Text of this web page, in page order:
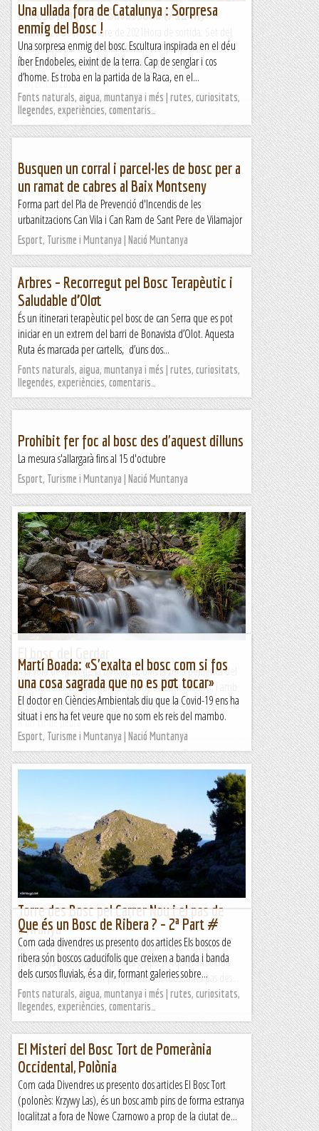
El bosc màgic de Savassona (712 m)
Dissabte 20 de novembre de 2021Hora de sortida: Set del
matí. Ubicació: Comarca d’Osona. Temps aproximat: 5 h
(11,5 km) Desnivell: 326 m (acumulat) ...
Maifemcim.cat
Una ullada fora de Catalunya : Sorpresa
enmig del Bosc !
Una sorpresa enmig del bosc. Escultura inspirada en el déu
íber Endobeles, eixint de la terra. Cap de senglar i cos
d’home. Es troba en la partida de la Raca, en el...
Fonts naturals, aigua, muntanya i més | rutes, curiositats,
llegendes, experiències, comentaris…
Busquen un corral i parcel·les de bosc per a
un ramat de cabres al Baix Montseny
Forma part del Pla de Prevenció d'Incendis de les
urbanitzacions Can Vila i Can Ram de Sant Pere de Vilamajor
Esport, Turisme i Muntanya | Nació Muntanya
Arbres – Recorregut pel Bosc Terapèutic i
Saludable d’Olot
És un itinerari terapèutic pel bosc de can Serra que es pot
iniciar en un extrem del barri de Bonavista d’Olot. Aquesta
Ruta és marcada per cartells, d’uns dos...
Fonts naturals, aigua, muntanya i més | rutes, curiositats,
llegendes, experiències, comentaris…
Prohibit fer foc al bosc des d'aquest dilluns
La mesura s'allargarà fins al 15 d'octubre
Esport, Turisme i Muntanya | Nació Muntanya
A la vora del port de la Bonaigua, dins la zona perifèrica del
Parc Nacional d'Aigüestortes i Estany de Sant Maurici, i amb
inici al refugi de Gerdar, s'enlaira entre densos...
A un tir de pedra
Martí Boada: «S'exalta el bosc com si fos
una cosa sagrada que no es pot tocar»
El doctor en Ciències Ambientals diu que la Covid-19 ens ha
situat i ens ha fet veure que no som els reis del mambo.
Esport, Turisme i Muntanya | Nació Muntanya
Torre des Bosc pel Carrer Nou i el pas de
s'Aranya
Morro de sa VacaAvui la ruta la fem juntament amb
companys muntanyencs d’altres grups, perquè l’amic Lluís
Sànchis ens ha convidat perquè ens vol mostrar el pas des...
Viaranys
Que és un Bosc de Ribera ? – 2ª Part #
Com cada divendres us presento dos articles Els boscos de
ribera són boscos caducifolis que creixen a banda i banda
dels cursos fluvials, és a dir, formant galeries sobre...
Fonts naturals, aigua, muntanya i més | rutes, curiositats,
llegendes, experiències, comentaris…
El Misteri del Bosc Tort de Pomerània
Occidental, Polònia
Com cada Divendres us presento dos articles El Bosc Tort
(polonès: Krzywy Las), és un bosc amb pins de forma estranya
localitzat a fora de Nowe Czarnowo a prop de la ciutat de...